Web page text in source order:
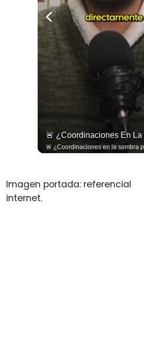
Imagen portada: referencial
internet.